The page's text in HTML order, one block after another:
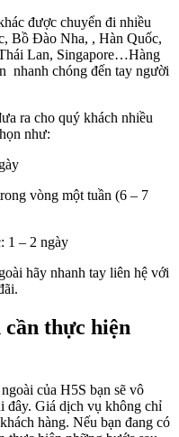
được chuyển đi nhiều
Bồ Đào Nha, , Hàn Quốc,
Lan, Singapore…Hàng
nhanh chóng đến tay người
ra cho quý khách nhiều
như:
vòng một tuần (6 – 7
1 – 2 ngày
hãy nhanh tay liên hệ với
thực hiện
của H5S bạn sẽ vô
đây. Giá dịch vụ không chỉ
hàng. Nếu bạn đang có